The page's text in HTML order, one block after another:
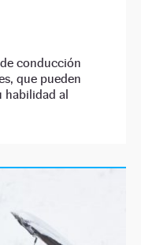
conducción
que pueden
habilidad al